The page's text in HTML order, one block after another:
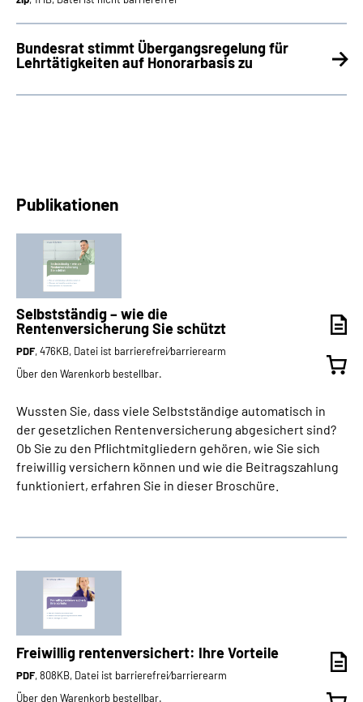
Bundesrat stimmt Übergangsregelung für
Lehrtätigkeiten auf Honorarbasis zu
Publikationen
Selbstständig – wie die
Rentenversicherung Sie schützt
PDF, 476KB, Datei ist barrierefrei⁄barrierearm
Über den Warenkorb bestellbar.
Wussten Sie, dass viele Selbstständige automatisch in
der gesetzlichen Rentenversicherung abgesichert sind?
Ob Sie zu den Pflichtmitgliedern gehören, wie Sie sich
freiwillig versichern können und wie die Beitragszahlung
funktioniert, erfahren Sie in dieser Broschüre.
Freiwillig rentenversichert: Ihre Vorteile
PDF, 808KB, Datei ist barrierefrei⁄barrierearm
Über den Warenkorb bestellbar.